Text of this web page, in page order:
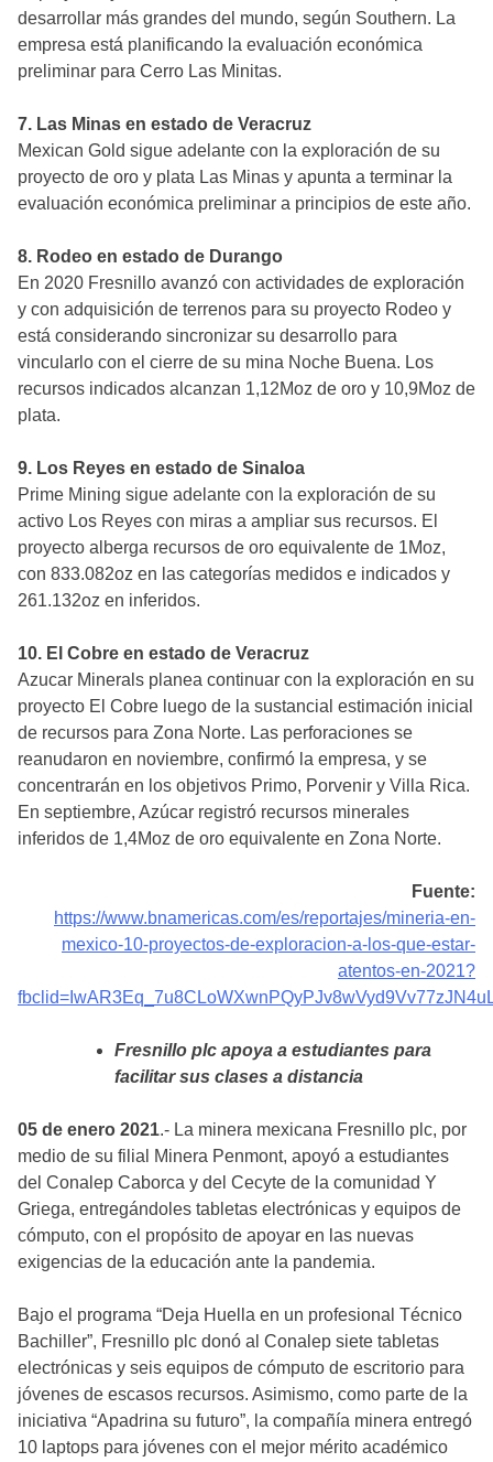
desarrollar más grandes del mundo, según Southern. La
empresa está planificando la evaluación económica
preliminar para Cerro Las Minitas.
7. Las Minas en estado de Veracruz
Mexican Gold sigue adelante con la exploración de su
proyecto de oro y plata Las Minas y apunta a terminar la
evaluación económica preliminar a principios de este año.
8. Rodeo en estado de Durango
En 2020 Fresnillo avanzó con actividades de exploración
y con adquisición de terrenos para su proyecto Rodeo y
está considerando sincronizar su desarrollo para
vincularlo con el cierre de su mina Noche Buena. Los
recursos indicados alcanzan 1,12Moz de oro y 10,9Moz de
plata.
9. Los Reyes en estado de Sinaloa
Prime Mining sigue adelante con la exploración de su
activo Los Reyes con miras a ampliar sus recursos. El
proyecto alberga recursos de oro equivalente de 1Moz,
con 833.082oz en las categorías medidos e indicados y
261.132oz en inferidos.
10. El Cobre en estado de Veracruz
Azucar Minerals planea continuar con la exploración en su
proyecto El Cobre luego de la sustancial estimación inicial
de recursos para Zona Norte. Las perforaciones se
reanudaron en noviembre, confirmó la empresa, y se
concentrarán en los objetivos Primo, Porvenir y Villa Rica.
En septiembre, Azúcar registró recursos minerales
inferidos de 1,4Moz de oro equivalente en Zona Norte.
Fuente:
https://www.bnamericas.com/es/reportajes/mineria-en-
mexico-10-proyectos-de-exploracion-a-los-que-estar-
atentos-en-2021?
Fresnillo plc apoya a estudiantes para
facilitar sus clases a distancia
05 de enero 2021.- La minera mexicana Fresnillo plc, por
medio de su filial Minera Penmont, apoyó a estudiantes
del Conalep Caborca y del Cecyte de la comunidad Y
Griega, entregándoles tabletas electrónicas y equipos de
cómputo, con el propósito de apoyar en las nuevas
exigencias de la educación ante la pandemia.
Bajo el programa “Deja Huella en un profesional Técnico
Bachiller”, Fresnillo plc donó al Conalep siete tabletas
electrónicas y seis equipos de cómputo de escritorio para
jóvenes de escasos recursos. Asimismo, como parte de la
iniciativa “Apadrina su futuro”, la compañía minera entregó
10 laptops para jóvenes con el mejor mérito académico